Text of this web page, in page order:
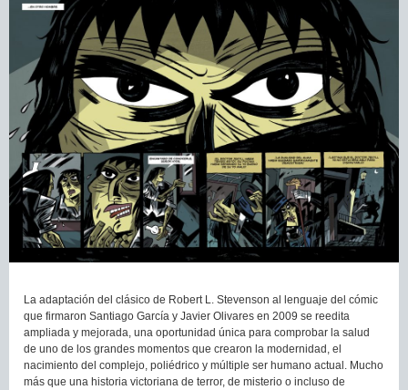
La adaptación del clásico de Robert L. Stevenson al lenguaje del cómic
que firmaron Santiago García y Javier Olivares en 2009 se reedita
ampliada y mejorada, una oportunidad única para comprobar la salud
de uno de los grandes momentos que crearon la modernidad, el
nacimiento del complejo, poliédrico y múltiple ser humano actual. Mucho
más que una historia victoriana de terror, de misterio o incluso de